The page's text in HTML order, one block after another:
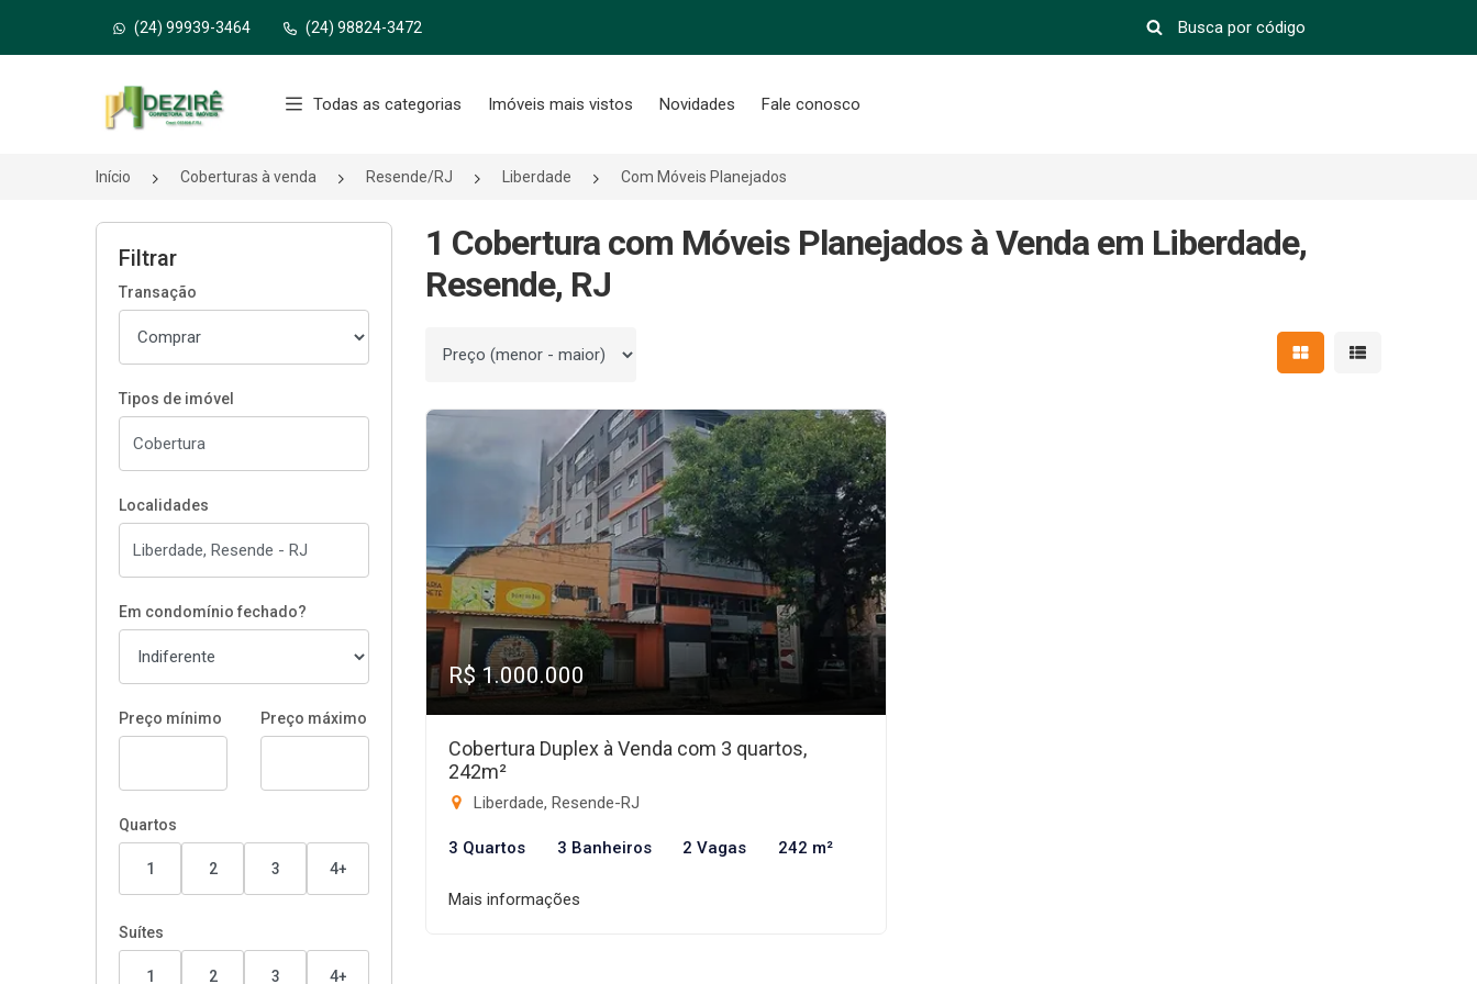
(24) 99939-3464 (24) 98824-3472
Página inicial
Todas as categorias Imóveis mais vistos Novidades Fale conosco
Início Coberturas à venda Resende/RJ Liberdade Com Móveis Planejados
Filtrar
Transação
Tipos de imóvel
Localidades
Em condomínio fechado?
Preço mínimo Preço máximo
Quartos
1 2 3 4+
Suítes
1 2 3 4+
1 Cobertura com Móveis Planejados à Venda em Liberdade,
Resende, RJ
Ordenar por Mostrar resultados em
Mostrar
R$ 1.000.000
Cobertura Duplex à Venda com 3 quartos,
242m²
Liberdade, Resende-RJ
3 Quartos 3 Banheiros 2 Vagas 242 m²
Mais informações